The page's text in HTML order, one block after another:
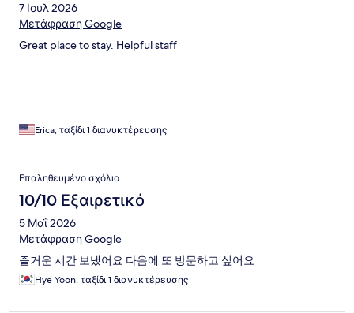
7 Ιουλ 2026
Μετάφραση Google
Great place to stay. Helpful staff
Erica, ταξίδι 1 διανυκτέρευσης
Επαληθευμένο σχόλιο
10/10 Εξαιρετικό
5 Μαΐ 2026
Μετάφραση Google
즐거운 시간 보냈어요 다음에 또 방문하고 싶어요
Hye Yoon, ταξίδι 1 διανυκτέρευσης